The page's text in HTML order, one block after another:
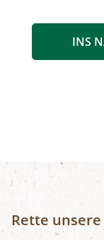
INS
Rette